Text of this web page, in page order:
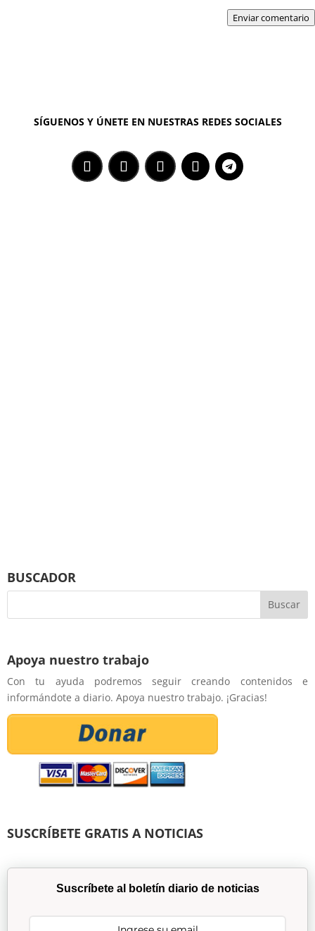
Enviar comentario
SÍGUENOS Y ÚNETE EN NUESTRAS REDES SOCIALES
BUSCADOR
Apoya nuestro trabajo
Con tu ayuda podremos seguir creando contenidos e
informándote a diario. Apoya nuestro trabajo. ¡Gracias!
SUSCRÍBETE GRATIS A NOTICIAS
Suscríbete al boletín diario de noticias